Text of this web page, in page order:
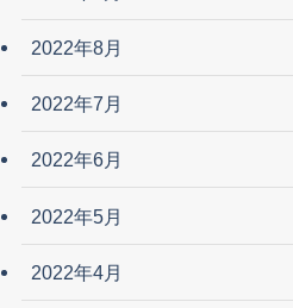
2022年8月
2022年7月
2022年6月
2022年5月
2022年4月